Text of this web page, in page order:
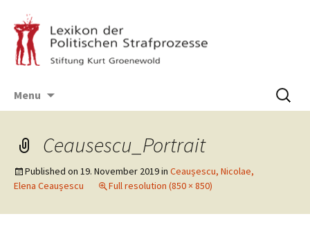
Menu
Suchen
nach:
Ceausescu_Portrait
Published on 19. November 2019in Ceaușescu, Nicolae,
Elena Ceaușescu
Full resolution (850 × 850)